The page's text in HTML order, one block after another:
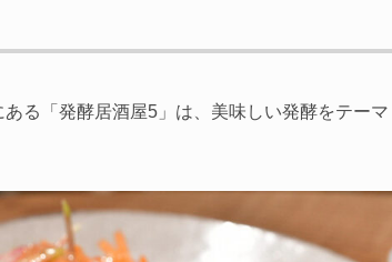
る「発酵居酒屋5」は、美味しい発酵をテーマ